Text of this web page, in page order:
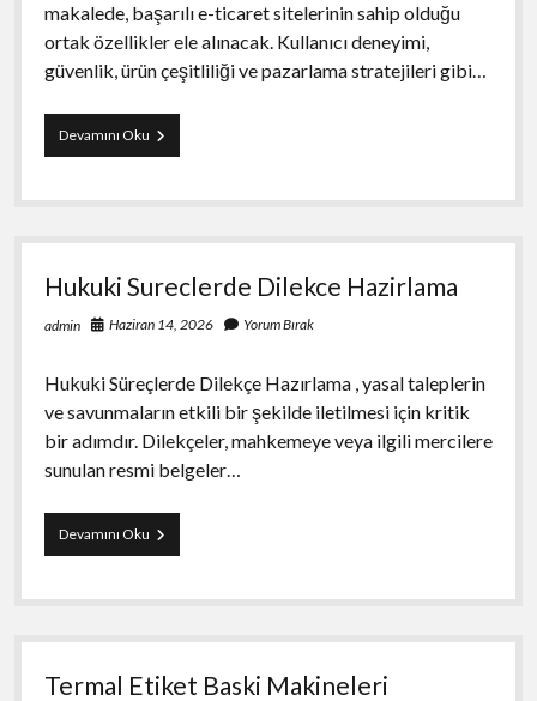
makalede, başarılı e-ticaret sitelerinin sahip olduğu
ortak özellikler ele alınacak. Kullanıcı deneyimi,
güvenlik, ürün çeşitliliği ve pazarlama stratejileri gibi…
Devamını OkuBasarili
E
Sitelerinin
Ozellikleri
Hukuki Sureclerde Dilekce Hazirlama
admin Haziran 14, 2026 Yorum Bırak
Hukuki Süreçlerde Dilekçe Hazırlama , yasal taleplerin
ve savunmaların etkili bir şekilde iletilmesi için kritik
bir adımdır. Dilekçeler, mahkemeye veya ilgili mercilere
sunulan resmi belgeler…
Devamını OkuHukuki
Sureclerde
Hazirlama
Termal Etiket Baski Makineleri